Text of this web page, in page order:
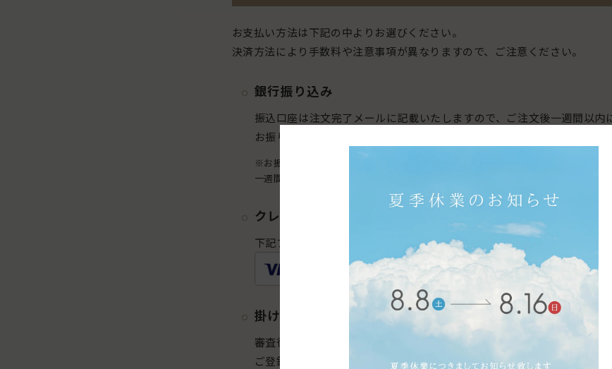
お支払い方法は下記の中よりお選びください。
決済方法により手数料や注意事項が異なりますので、ご注意ください。
銀行振り込み
振込口座は注文完了メールに記載いたしますので、ご注文後一週間以内
お振り込み手数料はお客様のご負担となります。
※お振り込みの確認が出来次第の出荷となりますので、ご了承ください。
一週間以内の着金確認にて発送処理をさせていただき、未着金の場合はご注文をキ
クレジットカード
下記ブランドのクレジットカードをご利用いただけます。
掛け払い
審査後、請求書掛け払いをご利用いただけます。
ご登録時、自動で審査を致します。可決の場合、購入時のお支払い方法